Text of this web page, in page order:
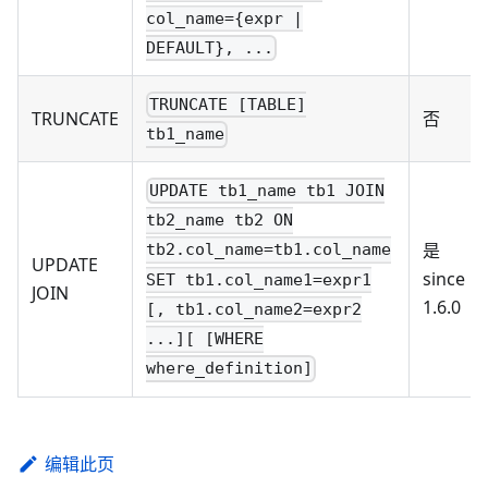
col_name={expr |
DEFAULT}, ...
TRUNCATE
TRUNCATE [TABLE]
tb1_name
否
UPDATE
JOIN
UPDATE tb1_name tb1 JOIN
tb2_name tb2 ON
tb2.col_name=tb1.col_name
SET tb1.col_name1=expr1
[, tb1.col_name2=expr2
...][ [WHERE
where_definition]
是
since
1.6.0
编辑此页